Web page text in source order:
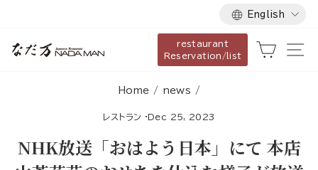
content
Language
English
restaurant
Reservation/list
Cart
Home / news /
レストラン ·Dec 25, 2023
NHK放送「おはよう日本」にて 本店